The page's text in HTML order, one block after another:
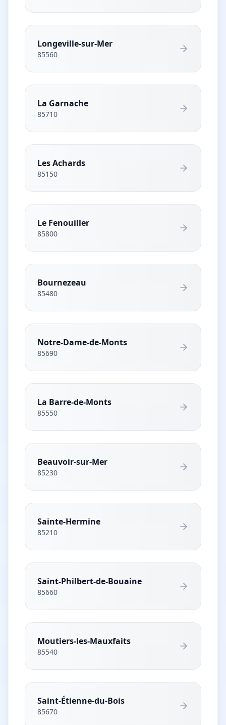
Longeville-sur-Mer
85560
La Garnache
85710
Les Achards
85150
Le Fenouiller
85800
Bournezeau
85480
Notre-Dame-de-Monts
85690
La Barre-de-Monts
85550
Beauvoir-sur-Mer
85230
Sainte-Hermine
85210
Saint-Philbert-de-Bouaine
85660
Moutiers-les-Mauxfaits
85540
Saint-Étienne-du-Bois
85670